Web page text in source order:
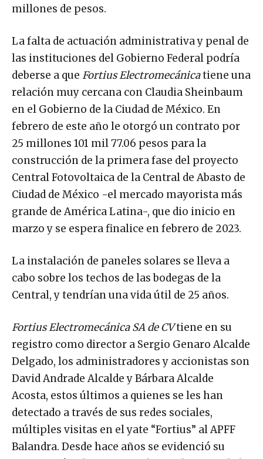
millones de pesos.
La falta de actuación administrativa y penal de
las instituciones del Gobierno Federal podría
deberse a que Fortius Electromecánicatiene una
relación muy cercana con Claudia Sheinbaum
en el Gobierno de la Ciudad de México. En
febrero de este año le otorgó un contrato por
25 millones 101 mil 77.06 pesos para la
construcción de la primera fase del proyecto
Central Fotovoltaica de la Central de Abasto de
Ciudad de México -el mercado mayorista más
grande de América Latina-, que dio inicio en
marzo y se espera finalice en febrero de 2023.
La instalación de paneles solares se lleva a
cabo sobre los techos de las bodegas de la
Central, y tendrían una vida útil de 25 años.
Fortius Electromecánica SA de CVtiene en su
registro como director a Sergio Genaro Alcalde
Delgado, los administradores y accionistas son
David Andrade Alcalde y Bárbara Alcalde
Acosta, estos últimos a quienes se les han
detectado a través de sus redes sociales,
múltiples visitas en el yate “Fortius” al APFF
Balandra. Desde hace años se evidenció su